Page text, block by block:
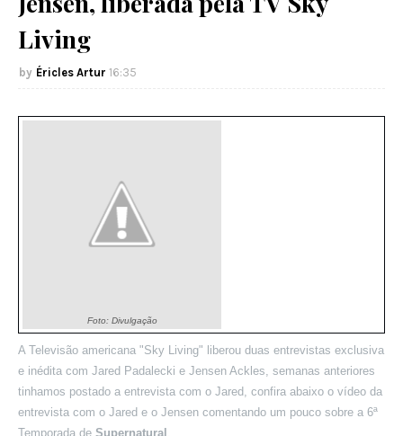
Living
Éricles Artur 16:35
Foto: Divulgação
A Televisão americana "Sky Living" liberou duas entrevistas exclusiva
e inédita com Jared Padalecki e Jensen Ackles, semanas anteriores
tinhamos postado a entrevista com o Jared, confira abaixo o vídeo da
entrevista com o Jared e o Jensen comentando um pouco sobre a 6ª
Temporada de Supernatural